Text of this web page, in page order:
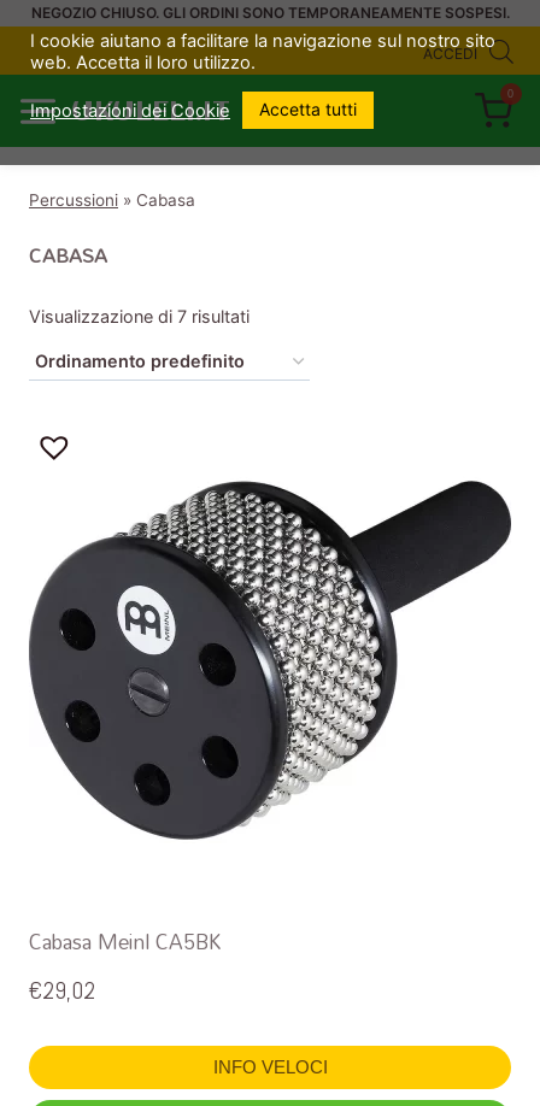
SaltaNEGOZIO CHIUSO. GLI ORDINI SONO TEMPORANEAMENTE SOSPESI.
ACCEDI
UKULELI.IT
0
Percussioni » Cabasa
CABASA
Visualizzazione di 7 risultati
Cabasa Meinl CA5BK
€29,02
INFO VELOCI
I cookie aiutano a facilitare la navigazione sul nostro sito
web. Accetta il loro utilizzo.
Impostazioni dei Cookie Accetta tutti